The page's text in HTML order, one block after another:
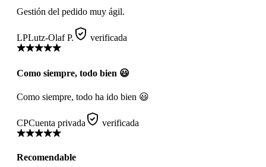
Gestión del pedido muy ágil.
LPLutz-Olaf P. verificada
Como siempre, todo bien 😃
Como siempre, todo ha ido bien 😃
CPCuenta privada verificada
Recomendable